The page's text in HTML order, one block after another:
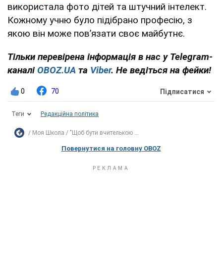
використала фото дітей та штучний інтелект.
Кожному учню було підібрано професію, з
якою він може повʼязати своє майбутнє.
Тільки перевірена інформація в нас у Telegram-
каналі OBOZ.UA та Viber. Не ведіться на фейки!
0 70 Підписатися
Теги Редакційна політика
Моя Школа "Щоб бути вчителькою ...
Повернутися на головну OBOZ